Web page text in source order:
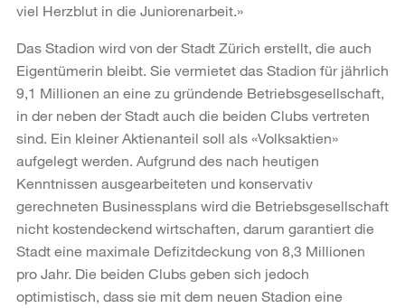
viel Herzblut in die Juniorenarbeit.»
Das Stadion wird von der Stadt Zürich erstellt, die auch
Eigentümerin bleibt. Sie vermietet das Stadion für jährlich
9,1 Millionen an eine zu gründende Betriebsgesellschaft,
in der neben der Stadt auch die beiden Clubs vertreten
sind. Ein kleiner Aktienanteil soll als «Volksaktien»
aufgelegt werden. Aufgrund des nach heutigen
Kenntnissen ausgearbeiteten und konservativ
gerechneten Businessplans wird die Betriebsgesellschaft
nicht kostendeckend wirtschaften, darum garantiert die
Stadt eine maximale Defizitdeckung von 8,3 Millionen
pro Jahr. Die beiden Clubs geben sich jedoch
optimistisch, dass sie mit dem neuen Stadion eine